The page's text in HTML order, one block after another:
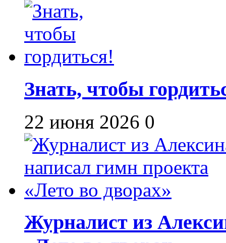
Знать, чтобы
22 июня 2026 0
Журналист из